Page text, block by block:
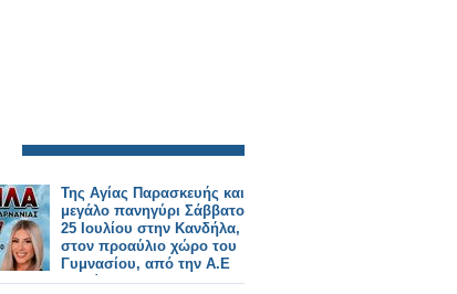
Της Αγίας Παρασκευής και
μεγάλο πανηγύρι Σάββατο
25 Ιουλίου στην Κανδήλα,
στον προαύλιο χώρο του
Γυμνασίου, από την Α.Ε
Αλυζίας.